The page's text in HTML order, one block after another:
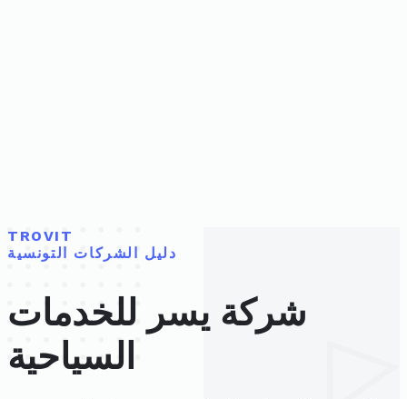
TROVIT
دليل الشركات التونسية
شركة يسر للخدمات
السياحية